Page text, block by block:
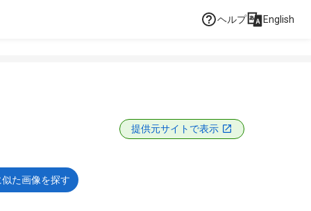
ヘルプ English
提供元サイトで表示
た画像を探す